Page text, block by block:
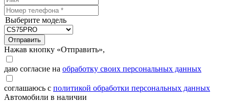
Выберите модель
Отправить
Нажав кнопку «Отправить»,
даю согласие на обработку своих персональных данных
соглашаюсь с политикой обработки персональных данных
Автомобили в наличии